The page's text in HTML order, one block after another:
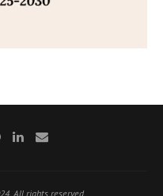
All rights reserved